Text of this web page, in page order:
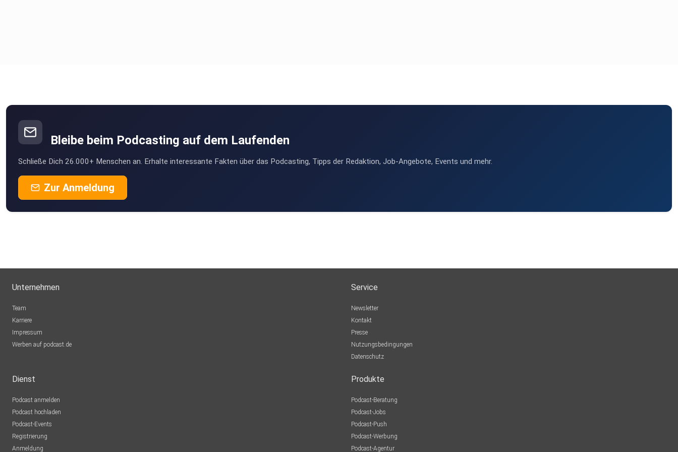
Bleibe beim Podcasting auf dem Laufenden
Schließe Dich 26.000+ Menschen an. Erhalte interessante Fakten über das Podcasting, Tipps der Redaktion, Job-Angebote, Events und mehr.
Zur Anmeldung
Unternehmen
Team
Karriere
Impressum
Werben auf podcast.de
Service
Newsletter
Kontakt
Presse
Nutzungsbedingungen
Datenschutz
Dienst
Podcast anmelden
Podcast hochladen
Podcast-Events
Registrierung
Anmeldung
Produkte
Podcast-Beratung
Podcast-Jobs
Podcast-Push
Podcast-Werbung
Podcast-Agentur